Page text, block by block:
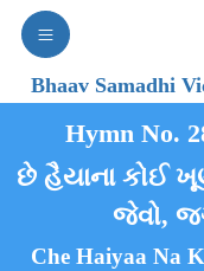
Bhaav Samadhi
Hymn No.
છે હૈયાના કોઈ
જેવો,
Che Haiyaa Na